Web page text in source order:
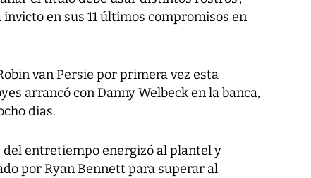
en sus 11 últimos compromisos en
van Persie por primera vez esta
arrancó con Danny Welbeck en la banca,
días.
del entretiempo energizó al plantel y
por Ryan Bennett para superar al